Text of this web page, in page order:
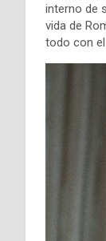
interno de
vida de
todo con